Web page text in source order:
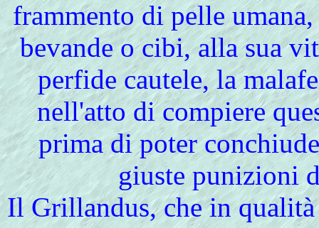
frammento di pelle
bevande o cibi, alla sua
perfide cautele, la
nell'atto di compiere
prima di poter
giuste punizioni
Il Grillandus, che in